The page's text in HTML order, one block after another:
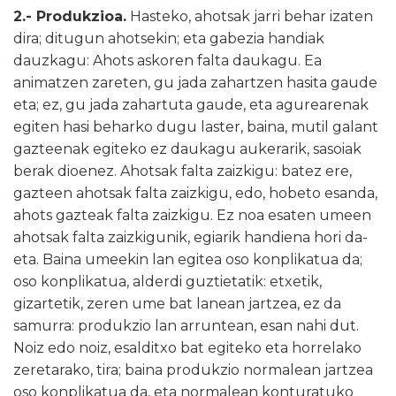
2.- Produkzioa. Hasteko, ahotsak jarri behar izaten
dira; ditugun ahotsekin; eta gabezia handiak
dauzkagu: Ahots askoren falta daukagu. Ea
animatzen zareten, gu jada zahartzen hasita gaude
eta; ez, gu jada zahartuta gaude, eta agurearenak
egiten hasi beharko dugu laster, baina, mutil galant
gazteenak egiteko ez daukagu aukerarik, sasoiak
berak dioenez. Ahotsak falta zaizkigu: batez ere,
gazteen ahotsak falta zaizkigu, edo, hobeto esanda,
ahots gazteak falta zaizkigu. Ez noa esaten umeen
ahotsak falta zaizkigunik, egiarik handiena hori da-
eta. Baina umeekin lan egitea oso konplikatua da;
oso konplikatua, alderdi guztietatik: etxetik,
gizartetik, zeren ume bat lanean jartzea, ez da
samurra: produkzio lan arruntean, esan nahi dut.
Noiz edo noiz, esalditxo bat egiteko eta horrelako
zeretarako, tira; baina produkzio normalean jartzea
oso konplikatua da, eta normalean konturatuko